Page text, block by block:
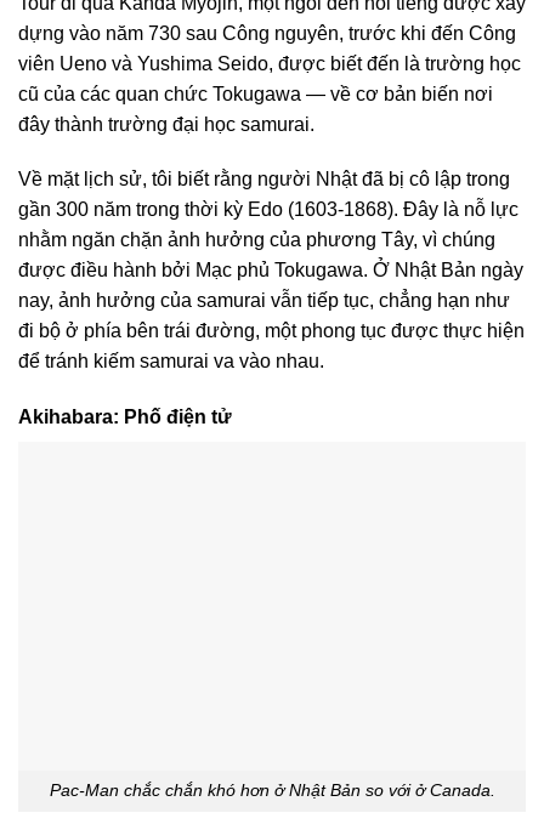
dựng vào năm 730 sau Công nguyên, trước khi đến Công
viên Ueno và Yushima Seido, được biết đến là trường học
cũ của các quan chức Tokugawa — về cơ bản biến nơi
đây thành trường đại học samurai.
Về mặt lịch sử, tôi biết rằng người Nhật đã bị cô lập trong
gần 300 năm trong thời kỳ Edo (1603-1868). Đây là nỗ lực
nhằm ngăn chặn ảnh hưởng của phương Tây, vì chúng
được điều hành bởi Mạc phủ Tokugawa. Ở Nhật Bản ngày
nay, ảnh hưởng của samurai vẫn tiếp tục, chẳng hạn như
đi bộ ở phía bên trái đường, một phong tục được thực hiện
để tránh kiếm samurai va vào nhau.
Akihabara: Phố điện tử
Pac-Man chắc chắn khó hơn ở Nhật Bản so với ở Canada.